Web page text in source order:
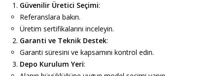
Güvenilir Üretici Seçimi:
Referanslara bakın.
Üretim sertifikalarını inceleyin.
Garanti ve Teknik Destek:
Garanti süresini ve kapsamını kontrol edin.
Depo Kurulum Yeri: